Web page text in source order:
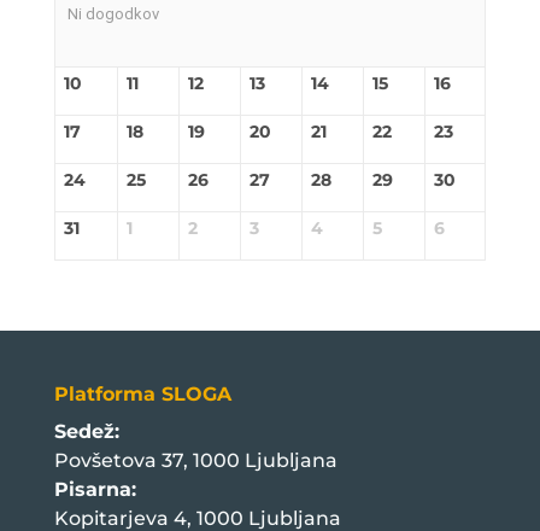
Ni dogodkov
10 11 12 13 14 15 16
17 18 19 20 21 22 23
24 25 26 27 28 29 30
31 1 2 3 4 5 6
Platforma SLOGA
Sedež:
Povšetova 37, 1000 Ljubljana
Pisarna:
Kopitarjeva 4, 1000 Ljubljana